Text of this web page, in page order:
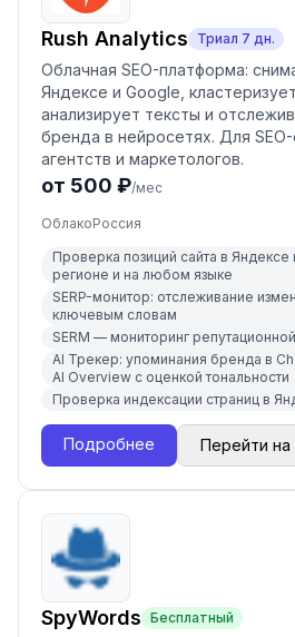
Rush Analytics Триал 7 дн.
Облачная SEO-платформа:
Яндексе и Google,
анализирует тексты и
бренда в нейросетях. Для SEO-
агентств и маркетологов.
от 500 ₽/мес
ОблакоРоссия
Проверка позиций сайта в
регионе и на любом языке
SERP-монитор: отслеживание
ключевым словам
SERM — мониторинг
AI Трекер: упоминания бренда в
AI Overview с оценкой тональности
Проверка индексации страниц в
Подробнее Перейти на
SpyWords Бесплатный